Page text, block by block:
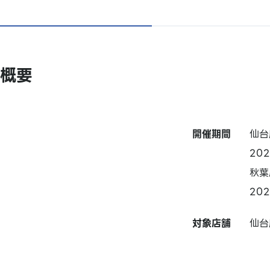
概要
開催期間
仙
秋
対象店舗 仙